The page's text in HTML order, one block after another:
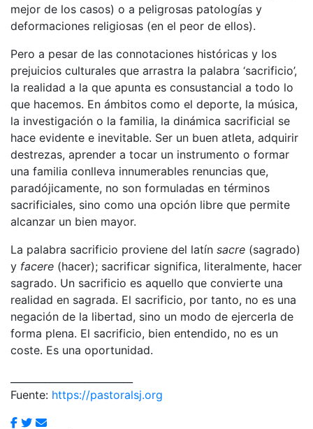
mejor de los casos) o a peligrosas patologías y
deformaciones religiosas (en el peor de ellos).
Pero a pesar de las connotaciones históricas y los
prejuicios culturales que arrastra la palabra ‘sacrificio’,
la realidad a la que apunta es consustancial a todo lo
que hacemos. En ámbitos como el deporte, la música,
la investigación o la familia, la dinámica sacrificial se
hace evidente e inevitable. Ser un buen atleta, adquirir
destrezas, aprender a tocar un instrumento o formar
una familia conlleva innumerables renuncias que,
paradójicamente, no son formuladas en términos
sacrificiales, sino como una opción libre que permite
alcanzar un bien mayor.
La palabra sacrificio proviene del latín sacre (sagrado)
y facere (hacer); sacrificar significa, literalmente, hacer
sagrado. Un sacrificio es aquello que convierte una
realidad en sagrada. El sacrificio, por tanto, no es una
negación de la libertad, sino un modo de ejercerla de
forma plena. El sacrificio, bien entendido, no es un
coste. Es una oportunidad.
Fuente: https://pastoralsj.org